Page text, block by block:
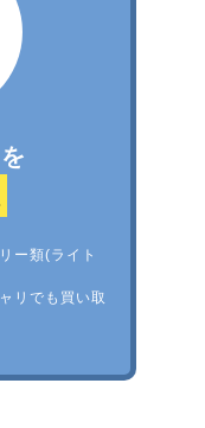
ー類(ライト
リでも買い取